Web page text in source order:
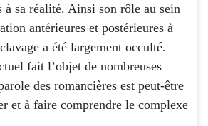
à sa réalité. Ainsi son rôle au sein
antérieures et postérieures à
a été largement occulté.
fait l’objet de nombreuses
des romancières est peut-être
et à faire comprendre le complexe